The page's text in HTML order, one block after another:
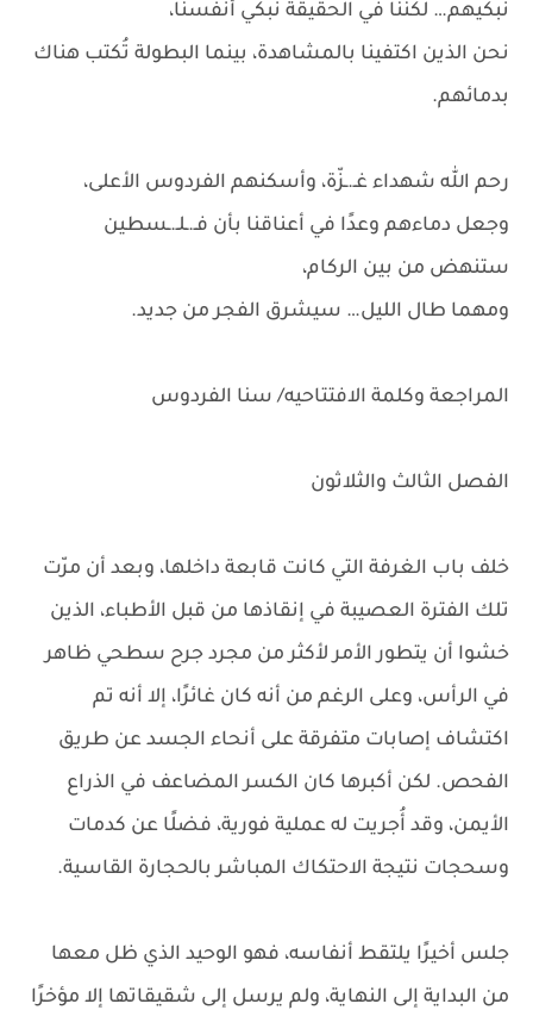
نبكيهم… لكننا في الحقيقة نبكي أنفسنا،
نحن الذين اكتفينا بالمشاهدة، بينما البطولة تُكتب هناك
بدمائهم.
رحم الله شهداء غـ.ـزّة، وأسكنهم الفردوس الأعلى،
وجعل دماءهم وعدًا في أعناقنا بأن فـ.ـلـ.ـسطين
ستنهض من بين الركام،
ومهما طال الليل… سيشرق الفجر من جديد.
المراجعة وكلمة الافتتاحيه/ سنا الفردوس
الفصل الثالث والثلاثون
خلف باب الغرفة التي كانت قابعة داخلها، وبعد أن مرّت
تلك الفترة العصيبة في إنقاذها من قبل الأطباء، الذين
خشوا أن يتطور الأمر لأكثر من مجرد جرح سطحي ظاهر
في الرأس، وعلى الرغم من أنه كان غائرًا، إلا أنه تم
اكتشاف إصابات متفرقة على أنحاء الجسد عن طريق
الفحص. لكن أكبرها كان الكسر المضاعف في الذراع
الأيمن، وقد أُجريت له عملية فورية، فضلًا عن كدمات
وسحجات نتيجة الاحتكاك المباشر بالحجارة القاسية.
جلس أخيرًا يلتقط أنفاسه، فهو الوحيد الذي ظل معها
من البداية إلى النهاية، ولم يرسل إلى شقيقاتها إلا مؤخرًا